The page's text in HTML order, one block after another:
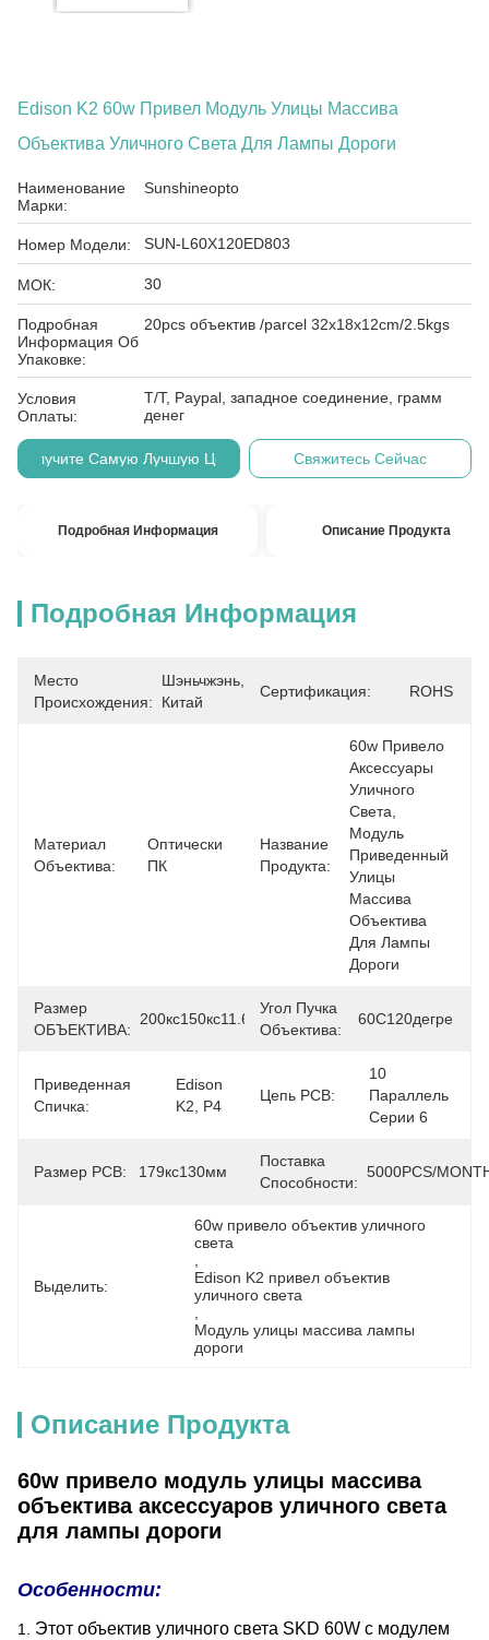
Edison K2 60w Привел Модуль Улицы Массива
Объектива Уличного Света Для Лампы Дороги
Наименование
Марки:
Sunshineopto
Номер Модели: SUN-L60X120ED803
МОК: 30
Подробная
Информация Об
Упаковке:
20pcs объектив /parcel 32x18x12cm/2.5kgs
Условия
Оплаты:
T/T, Paypal, западное соединение, грамм
денег
Получите Самую Лучшую Цену Свяжитесь Сейчас
Подробная Информация Описание Продукта
Подробная Информация
Место
Происхождения:
Шэньчжэнь,
Китай
Сертификация: ROHS
Материал
Объектива:
Оптически
ПК
Название
Продукта:
60w Привело
Аксессуары
Уличного
Света,
Модуль
Приведенный
Улицы
Массива
Объектива
Для Лампы
Дороги
Размер
ОБЪЕКТИВА:
200кс150кс11.65мм
Угол Пучка
Объектива:
60С120дегре
Приведенная
Спичка:
Edison
K2, P4
Цепь PCB:
10
Параллель
Серии 6
Размер PCB: 179кс130мм
Поставка
Способности:
5000PCS/
Выделить:
60w привело объектив уличного
света
Edison K2 привел объектив
уличного света
Модуль улицы массива лампы
дороги
Описание Продукта
60w привело модуль улицы массива
объектива аксессуаров уличного света
для лампы дороги
Особенности:
1. Этот объектив уличного света SKD 60W с модулем